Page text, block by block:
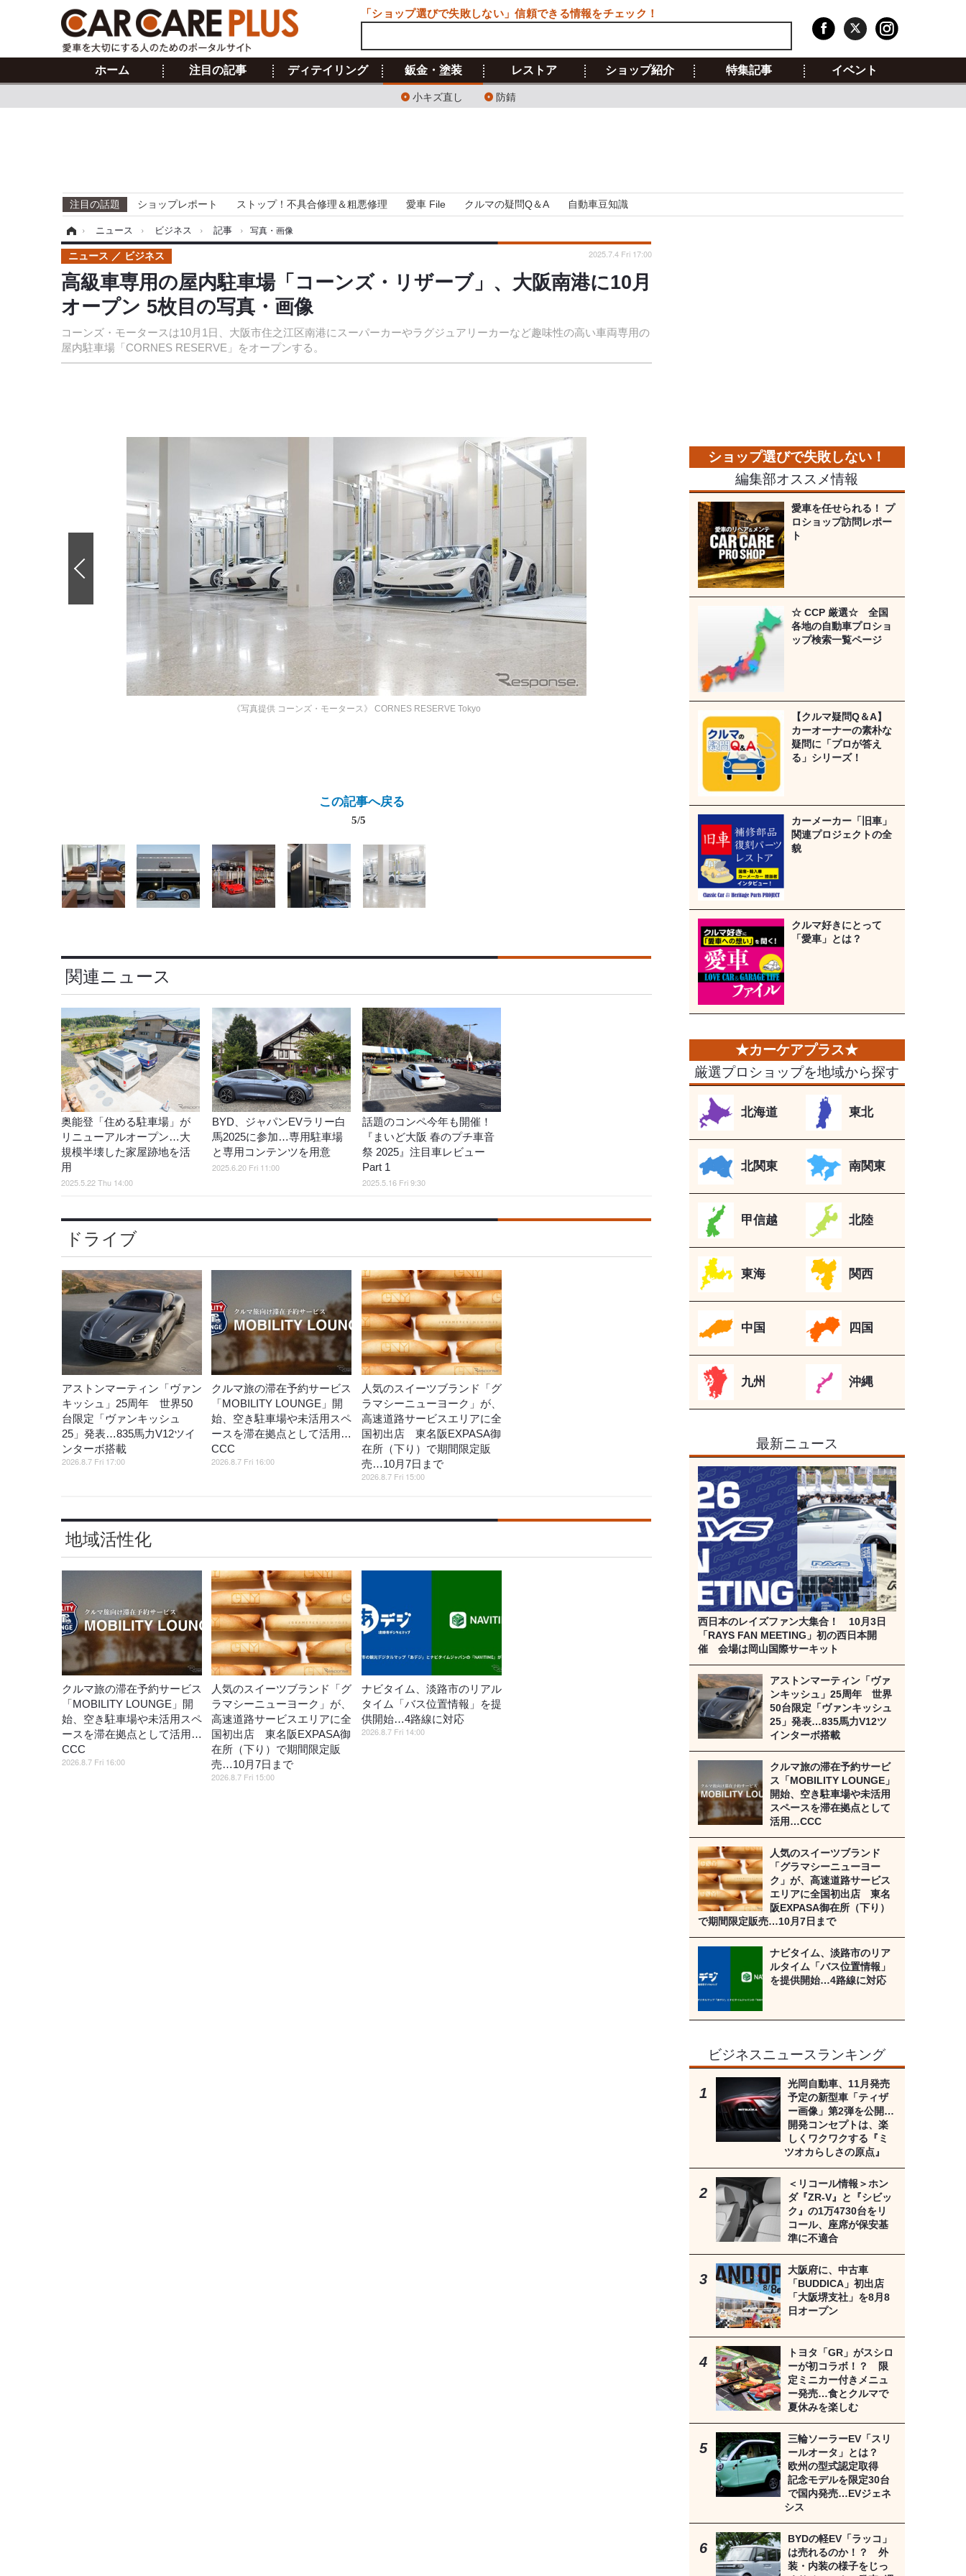
ホーム 注目の記事 ディテイリング 鈑金・塗装
小キズ直し 防錆
レストア ショップ紹介 特集記事 イベント
注目の話題 ショップレポート ストップ！不具合修理＆粗悪修理 愛車 File クルマの疑問Q＆A 自動車豆知識
› ニュース › ビジネス › 記事 › 写真・画像
高級車専用の屋内駐車場「コーンズ・リザーブ」、大阪南港に10月
オープン 5枚目の写真・画像
コーンズ・モータースは10月1日、大阪市住之江区南港にスーパーカーやラグジュアリーカーなど趣味性の高い車両専用の
屋内駐車場「CORNES RESERVE」をオープンする。
ニュース ビジネス 2025.7.4 Fri 17:00
《写真提供 コーンズ・モータース》 CORNES RESERVE Tokyo
この記事へ戻る
5/5
関連ニュース
奥能登「住める駐車場」が
リニューアルオープン…大
規模半壊した家屋跡地を活
用
2025.5.22 Thu 14:00
BYD、ジャパンEVラリー白
馬2025に参加…専用駐車場
と専用コンテンツを用意
2025.6.20 Fri 11:00
話題のコンペ今年も開催！
『まいど大阪 春のプチ車音
祭 2025』注目車レビュー
Part 1
2025.5.16 Fri 9:30
ドライブ
アストンマーティン「ヴァン
キッシュ」25周年 世界50
台限定「ヴァンキッシュ
25」発表…835馬力V12ツイ
ンターボ搭載
2026.8.7 Fri 17:00
クルマ旅の滞在予約サービス
「MOBILITY LOUNGE」開
始、空き駐車場や未活用スペ
ースを滞在拠点として活用…
CCC
2026.8.7 Fri 16:00
人気のスイーツブランド「グ
ラマシーニューヨーク」が、
高速道路サービスエリアに全
国初出店 東名阪EXPASA御
在所（下り）で期間限定販
売…10月7日まで
2026.8.7 Fri 15:00
地域活性化
クルマ旅の滞在予約サービス
「MOBILITY LOUNGE」開
始、空き駐車場や未活用スペ
ースを滞在拠点として活用…
CCC
2026.8.7 Fri 16:00
人気のスイーツブランド「グ
ラマシーニューヨーク」が、
高速道路サービスエリアに全
国初出店 東名阪EXPASA御
在所（下り）で期間限定販
売…10月7日まで
2026.8.7 Fri 15:00
ナビタイム、淡路市のリアル
タイム「バス位置情報」を提
供開始…4路線に対応
2026.8.7 Fri 14:00
編集部オススメ情報
愛車を任せられる！ プ
ロショップ訪問レポー
ト
☆ CCP 厳選☆ 全国
各地の自動車プロショ
ップ検索一覧ページ
【クルマ疑問Q＆A】
カーオーナーの素朴な
疑問に「プロが答え
る」シリーズ！
カーメーカー「旧車」
関連プロジェクトの全
貌
クルマ好きにとって
「愛車」とは？
厳選プロショップを地域から探す
北海道 東北
北関東 南関東
甲信越 北陸
東海 関西
中国 四国
九州 沖縄
最新ニュース
西日本のレイズファン大集合！ 10月3日
「RAYS FAN MEETING」初の西日本開
催 会場は岡山国際サーキット
アストンマーティン「ヴァ
ンキッシュ」25周年 世界
50台限定「ヴァンキッシュ
25」発表…835馬力V12ツ
インターボ搭載
クルマ旅の滞在予約サービ
ス「MOBILITY LOUNGE」
開始、空き駐車場や未活用
スペースを滞在拠点として
活用…CCC
人気のスイーツブランド
「グラマシーニューヨー
ク」が、高速道路サービス
エリアに全国初出店 東名
阪EXPASA御在所（下り）
で期間限定販売…10月7日まで
ナビタイム、淡路市のリア
ルタイム「バス位置情報」
を提供開始…4路線に対応
ビジネスニュースランキング
光岡自動車、11月発売
予定の新型車「ティザ
ー画像」第2弾を公開…
開発コンセプトは、楽
しくワクワクする『ミ
ツオカらしさの原点』
＜リコール情報＞ホン
ダ『ZR-V』と『シビッ
ク』の1万4730台をリ
コール、座席が保安基
準に不適合
大阪府に、中古車
「BUDDICA」初出店
「大阪堺支社」を8月8
日オープン
トヨタ「GR」がスシロ
ーが初コラボ！？ 限
定ミニカー付きメニュ
ー発売…食とクルマで
夏休みを楽しむ
三輪ソーラーEV「スリ
ールオータ」とは？
欧州の型式認定取得
記念モデルを限定30台
で国内発売…EVジェネ
シス
BYDの軽EV「ラッコ」
は売れるのか！？ 外
装・内装の様子をじっ
「ショップ選びで失敗しない」信頼できる情報をチェック！